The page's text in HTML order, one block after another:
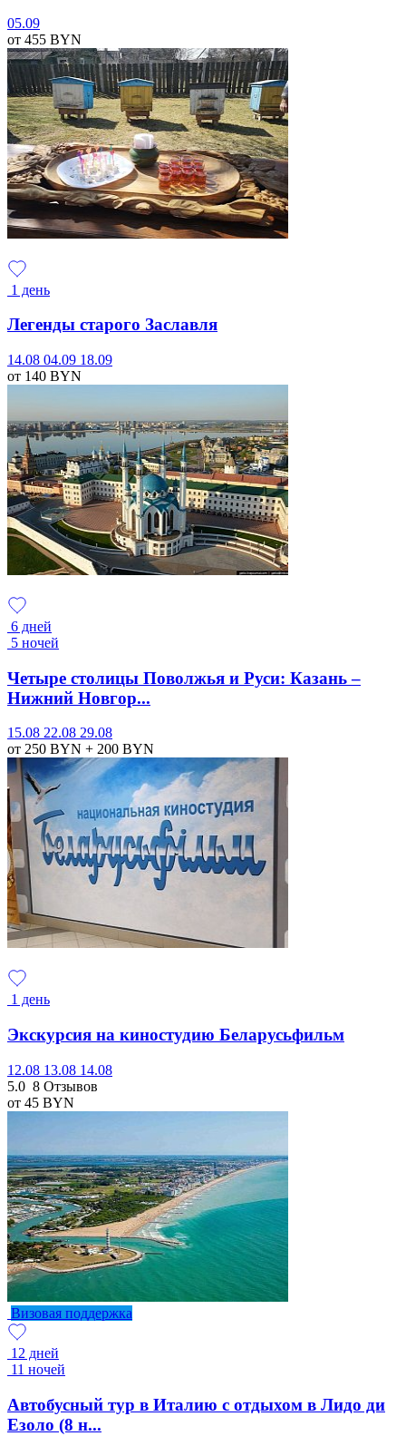
05.09
от 455 BYN
1 день
Легенды старого Заславля
14.08 04.09 18.09
от 140 BYN
6 дней
5 ночей
Четыре столицы Поволжья и Руси: Казань –
Нижний Новгор...
15.08 22.08 29.08
от 250 BYN + 200 BYN
1 день
Экскурсия на киностудию Беларусьфильм
12.08 13.08 14.08
5.0 8 Отзывов
от 45 BYN
Визовая поддержка
12 дней
11 ночей
Автобусный тур в Италию с отдыхом в Лидо ди
Езоло (8 н...